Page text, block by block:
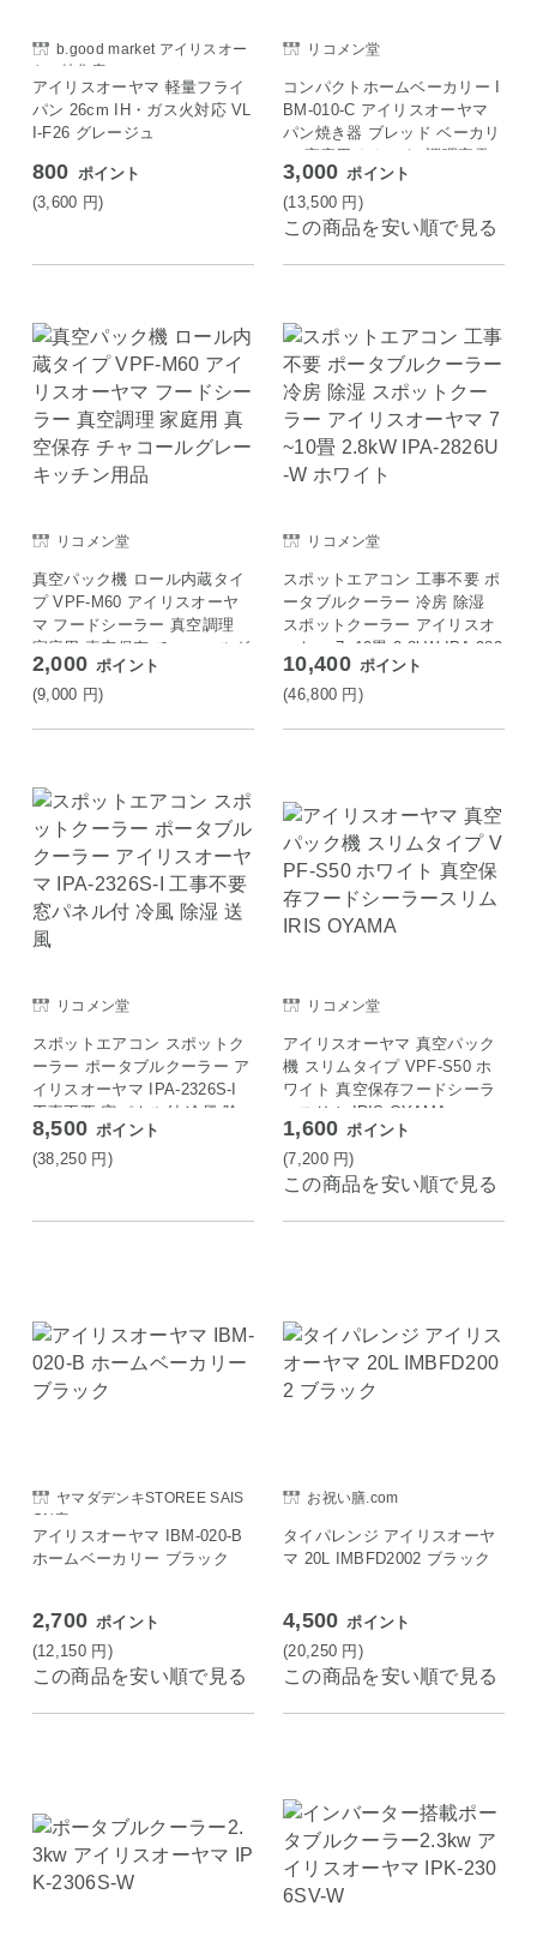
b.good market アイリスオー
ヤマ特集店
アイリスオーヤマ 軽量フライ
パン 26cm IH・ガス火対応 VL
I-F26 グレージュ
800 ポイント
(3,600 円)
リコメン堂
コンパクトホームベーカリー I
BM-010-C アイリスオーヤマ
パン焼き器 ブレッド ベーカリ
ー 家庭用 おしゃれ 調理家電
コンパクト 焼きたてパン
3,000 ポイント
(13,500 円)
この商品を安い順で見る
リコメン堂
真空パック機 ロール内蔵タイ
プ VPF-M60 アイリスオーヤ
マ フードシーラー 真空調理
家庭用 真空保存 チャコールグ
レー キッチン用品
2,000 ポイント
(9,000 円)
リコメン堂
スポットエアコン 工事不要 ポ
ータブルクーラー 冷房 除湿
スポットクーラー アイリスオ
ーヤマ 7~10畳 2.8kW IPA-282
6U-W ホワイト
10,400 ポイント
(46,800 円)
リコメン堂
スポットエアコン スポットク
ーラー ポータブルクーラー ア
イリスオーヤマ IPA-2326S-I
工事不要 窓パネル付 冷風 除
湿 送風
8,500 ポイント
(38,250 円)
リコメン堂
アイリスオーヤマ 真空パック
機 スリムタイプ VPF-S50 ホ
ワイト 真空保存フードシーラ
ースリム IRIS OYAMA
1,600 ポイント
(7,200 円)
この商品を安い順で見る
ヤマダデンキSTOREE SAIS
ON店
アイリスオーヤマ IBM-020-B
ホームベーカリー ブラック
2,700 ポイント
(12,150 円)
この商品を安い順で見る
お祝い膳.com
タイパレンジ アイリスオーヤ
マ 20L IMBFD2002 ブラック
4,500 ポイント
(20,250 円)
この商品を安い順で見る